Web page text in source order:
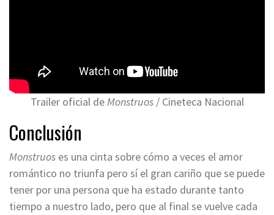
Trailer oficial deMonstruos/ Cineteca Nacional
Conclusión
Monstruos es una cinta sobre cómo a veces el amor
romántico no triunfa pero sí el gran cariño que se puede
tener por una persona que ha estado durante tanto
tiempo a nuestro lado, pero que al final se vuelve cada